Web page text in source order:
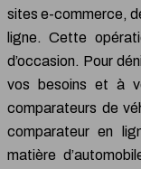
sites e-commerce,
ligne. Cette
d’occasion. Pour
vos besoins et à
comparateurs de
comparateur en
matière